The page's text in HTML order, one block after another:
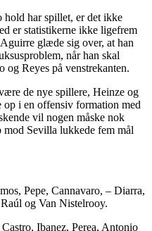
hold har spillet, er det ikke
er statistikerne ikke ligefrem
glæde sig over, at han
når han skal
Reyes på venstrekanten.
de nye spillere, Heinze og
i en offensiv formation med
vil nogen måske nok
mod Sevilla lukkede fem mål
Pepe, Cannavaro, – Diarra,
og Van Nistelrooy.
Ibanez, Perea, Antonio